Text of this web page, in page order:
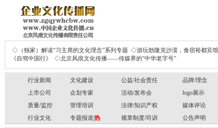
◇（独家）解读“习主席的文化理念”系列专题 ◇游玩勃隆克沙漠，食宿裕都宾馆
《自驾中国行》
◇北京风痕文化传播——传媒界的“中华老字号”
行业新闻 文化建设 公益/社会责任
品牌/理念
上市公司
企划专家 活动/发布会
logo展示
质量/监控
管理培训 法律/知识产权
媒体评论
行业文化
专题报道| 热 规章制度/司训 公告声明